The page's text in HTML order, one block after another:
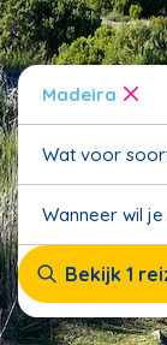
Madeira
Wat voor
Wanneer wil
Bekijk 1